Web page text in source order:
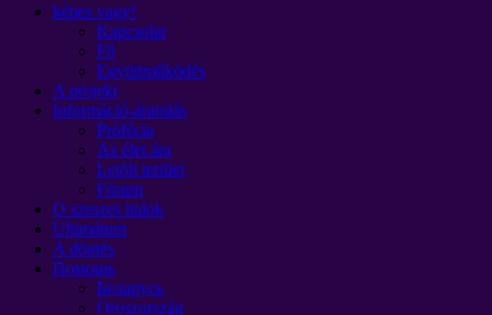
képes vagy!
Kapcsolat
Fő
Együttműködés
A projekt
Információ-áramlás
Prófécia
Az élet ára
Letölt terület
Fórum
O szeszes italok
Ultimátum
A döntés
Помощь
Беларусь
Oroszország